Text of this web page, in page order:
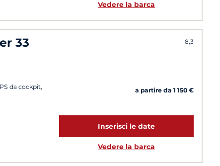
Vedere la barca
33 8,3
da cockpit,
a partire da 1 150 €
Inserisci le date
Vedere la barca